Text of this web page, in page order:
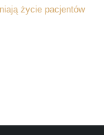
życie pacjentów